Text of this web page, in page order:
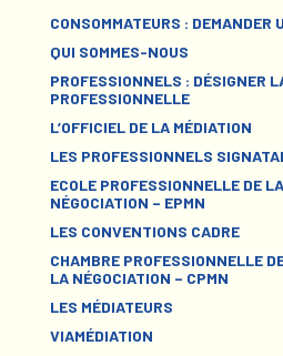
CONSOMMATEURS : DEMANDER
QUI SOMMES-NOUS
PROFESSIONNELS : DÉSIGNER
PROFESSIONNELLE
L’OFFICIEL DE LA MÉDIATION
LES PROFESSIONNELS
ECOLE PROFESSIONNELLE DE
NÉGOCIATION – EPMN
LES CONVENTIONS CADRE
CHAMBRE PROFESSIONNELLE
LA NÉGOCIATION – CPMN
LES MÉDIATEURS
VIAMÉDIATION